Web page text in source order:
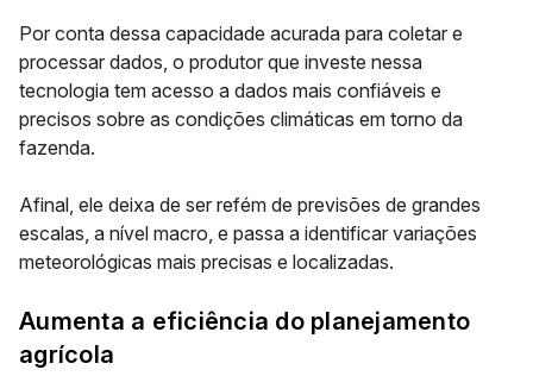
Por conta dessa capacidade acurada para coletar e
processar dados, o produtor que investe nessa
tecnologia tem acesso a dados mais confiáveis e
precisos sobre as condições climáticas em torno da
fazenda.
Afinal, ele deixa de ser refém de previsões de grandes
escalas, a nível macro, e passa a identificar variações
meteorológicas mais precisas e localizadas.
Aumenta a eficiência do planejamento
agrícola